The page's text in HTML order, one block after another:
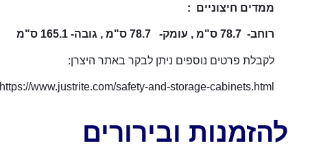
ממדים חיצוניים :
רוחב- 78.7 ס"מ , עומק- 78.7 ס"מ , גובה- 165.1 ס"מ
לקבלת פרטים נוספים ניתן לבקר באתר היצרן:
https://www.justrite.com/safety-and-storage-cabinets.html
להזמנות ובירורים